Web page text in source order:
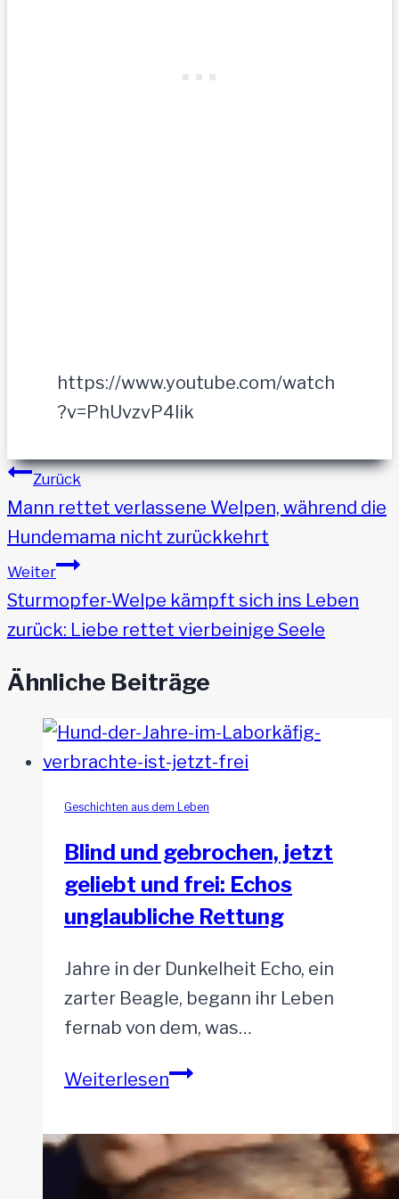
https://www.youtube.com/watch
?v=PhUvzvP4lik
Beitragsnavigation
Zurück
Mann rettet verlassene Welpen, während die
Hundemama nicht zurückkehrt
Weiter
Sturmopfer-Welpe kämpft sich ins Leben
zurück: Liebe rettet vierbeinige Seele
Ähnliche Beiträge
Geschichten aus dem Leben
Blind und gebrochen, jetzt
geliebt und frei: Echos
unglaubliche Rettung
Jahre in der Dunkelheit Echo, ein
zarter Beagle, begann ihr Leben
fernab von dem, was…
WeiterlesenBlind
gebrochen,
jetzt
geliebt